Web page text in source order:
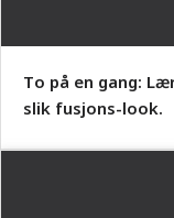
To på en gang:
slik fusjons-look.